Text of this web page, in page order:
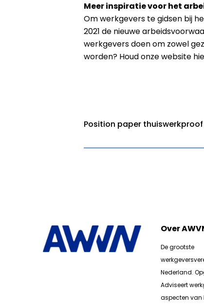
Meer inspiratie voor het
Om werkgevers te gidsen bij
2021 de nieuwe
werkgevers doen om zowel
worden? Houd onze website
Position paper
Over
De grootste
Nederland.
Adviseert
aspecten van